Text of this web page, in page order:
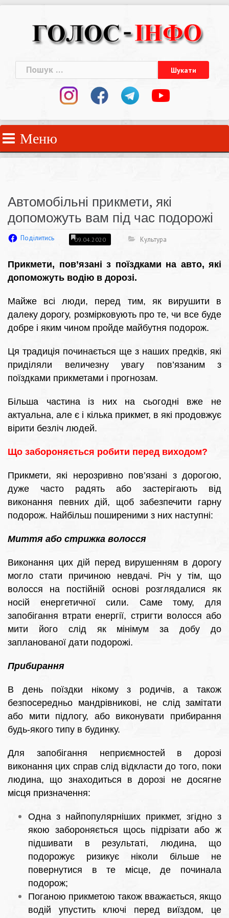
Пошук:
Меню
Автомобільні прикмети, які
допоможуть вам під час подорожі
Поділитись 09.04.2020 Культура
Прикмети, пов’язані з поїздками на авто, які
допоможуть водію в дорозі.
Майже всі люди, перед тим, як вирушити в
далеку дорогу, розмірковують про те, чи все буде
добре і яким чином пройде майбутня подорож.
Ця традиція починається ще з наших предків, які
приділяли величезну увагу пов’язаним з
поїздками прикметами і прогнозам.
Більша частина із них на сьогодні вже не
актуальна, але є і кілька прикмет, в які продовжує
вірити безліч людей.
Що забороняється робити перед виходом?
Прикмети, які нерозривно пов’язані з дорогою,
дуже часто радять або застерігають від
виконання певних дій, щоб забезпечити гарну
подорож. Найбільш поширеними з них наступні:
Миття або стрижка волосся
Виконання цих дій перед вирушенням в дорогу
могло стати причиною невдачі. Річ у тім, що
волосся на постійній основі розглядалися як
носій енергетичної сили. Саме тому, для
запобігання втрати енергії, стригти волосся або
мити його слід як мінімум за добу до
запланованої дати подорожі.
Прибирання
В день поїздки нікому з родичів, а також
безпосередньо мандрівникові, не слід замітати
або мити підлогу, або виконувати прибирання
будь-якого типу в будинку.
Для запобігання неприємностей в дорозі
виконання цих справ слід відкласти до того, поки
людина, що знаходиться в дорозі не досягне
місця призначення:
Одна з найпопулярніших прикмет, згідно з
якою забороняється щось підрізати або ж
підшивати в результаті, людина, що
подорожує ризикує ніколи більше не
повернутися в те місце, де починала
подорож;
Поганою прикметою також вважається, якщо
водій упустить ключі перед виїздом, це